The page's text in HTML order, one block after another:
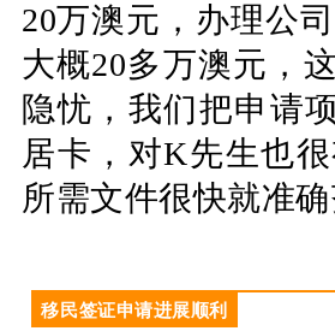
20万澳元，办理公
大概20多万澳元，
隐忧，我们把申请
居卡，对K先生也
所需文件很快就准确
移民签证申请进展顺利